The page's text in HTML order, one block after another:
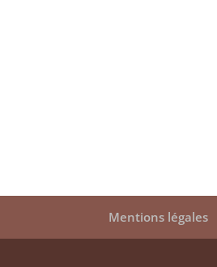
Mentions légales